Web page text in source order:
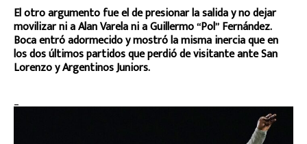
El otro argumento fue el de presionar la salida y no dejar
movilizar ni a Alan Varela ni a Guillermo “Pol” Fernández.
Boca entró adormecido y mostró la misma inercia que en
los dos últimos partidos que perdió de visitante ante San
Lorenzo y Argentinos Juniors.